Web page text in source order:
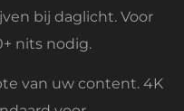
bij daglicht. Voor
nits nodig.
van uw content. 4K